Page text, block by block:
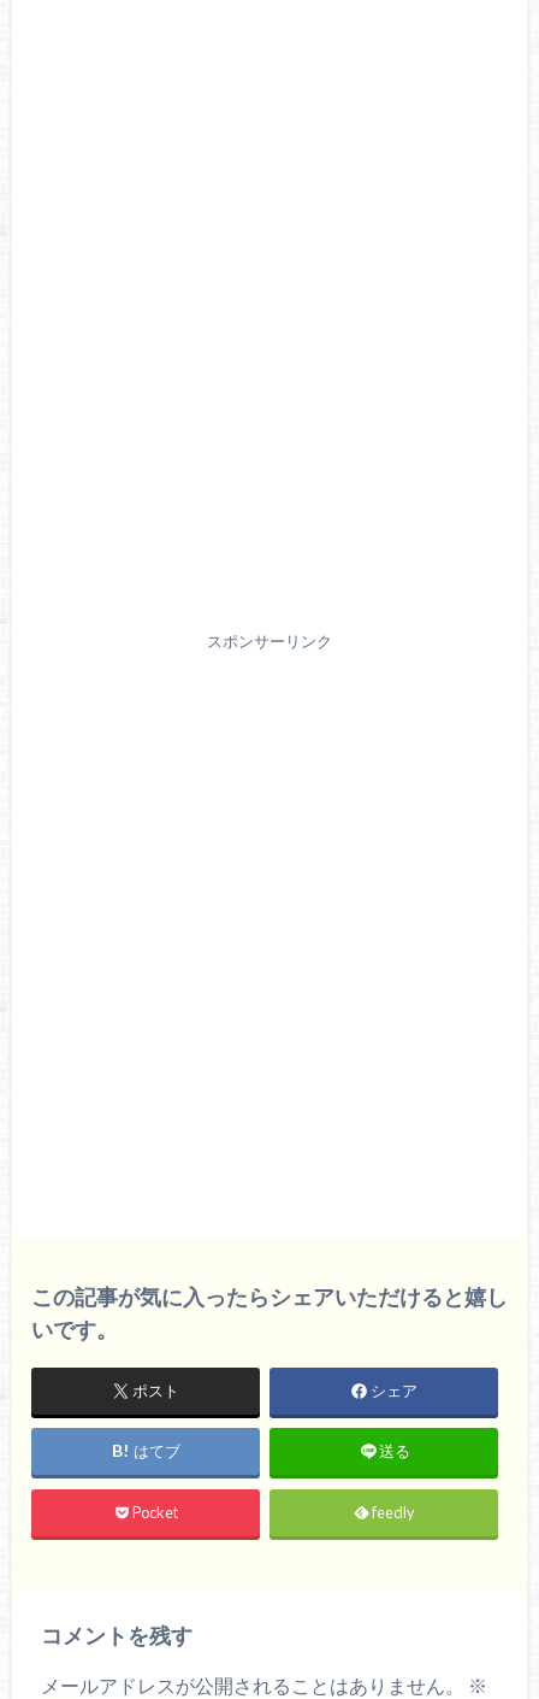
スポンサーリンク
この記事が気に入ったらシェアいただけると嬉し
いです。
ポスト シェア
はてブ 送る
Pocket feedly
コメントを残す
メールアドレスが公開されることはありません。
※